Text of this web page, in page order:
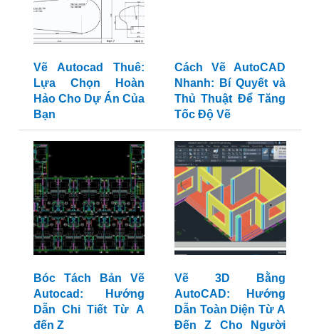
Vẽ Autocad Thuê:
Lựa Chọn Hoàn
Hảo Cho Dự Án Của
Bạn
Thủ Thuật Để Tăng
Tốc Độ Vẽ
Bóc Tách Bản Vẽ
Autocad: Hướng
Dẫn Chi Tiết Từ A
đến Z
Vẽ 3D Bằng
AutoCAD: Hướng
Dẫn Toàn Diện Từ A
Đến Z Cho Người